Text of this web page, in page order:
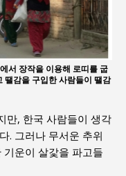
서 장작을 이용해 로띠를 굽
땔감을 구입한 사람들이 땔감
만, 한국 사람들이 생각
. 그러나 무서운 추위
운이 살갗을 파고들